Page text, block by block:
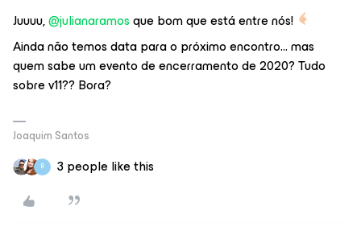
Juuuu,@julianaramosque bom que está entre nós!
Ainda não temos data para o próximo encontro… mas
quem sabe um evento de encerramento de 2020? Tudo
sobre v11?? Bora?
Joaquim Santos
R 3 people like this